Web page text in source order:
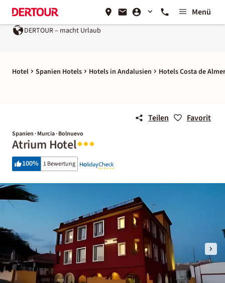
Menü
DERTOUR – macht Urlaub
Hotel Spanien Hotels Hotels in Andalusien Hotels Costa de
Teilen Favorit
Spanien · Murcia · Bolnuevo
Atrium Hotel
100% 1 Bewertung